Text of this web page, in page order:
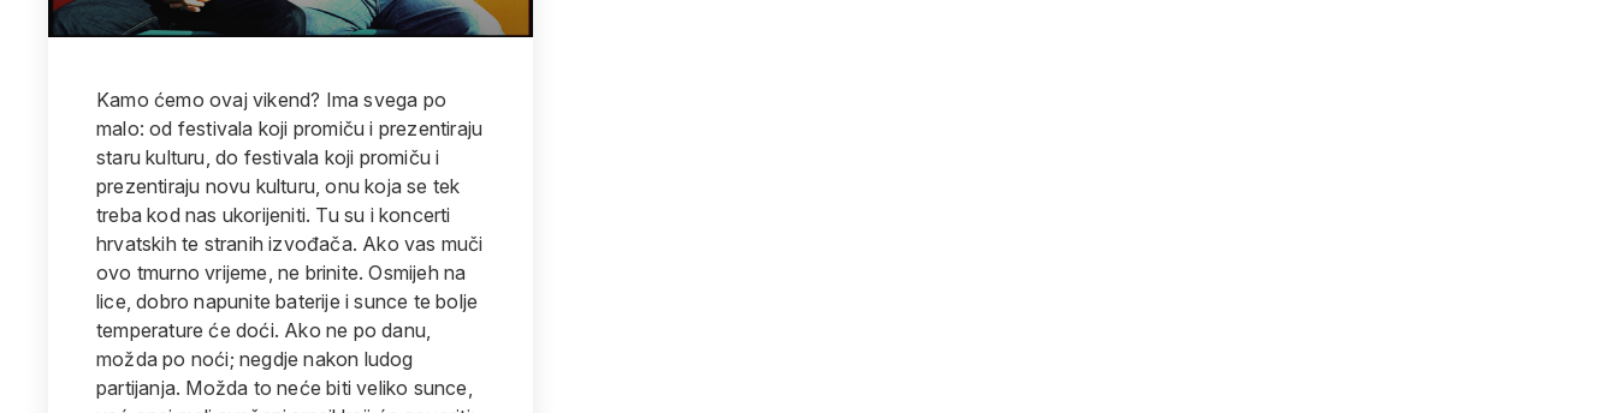
Kamo ćemo ovaj vikend? Ima svega po
malo: od festivala koji promiču i prezentiraju
staru kulturu, do festivala koji promiču i
prezentiraju novu kulturu, onu koja se tek
treba kod nas ukorijeniti. Tu su i koncerti
hrvatskih te stranih izvođača. Ako vas muči
ovo tmurno vrijeme, ne brinite. Osmijeh na
lice, dobro napunite baterije i sunce te bolje
temperature će doći. Ako ne po danu,
možda po noći; negdje nakon ludog
partijanja. Možda to neće biti veliko sunce,